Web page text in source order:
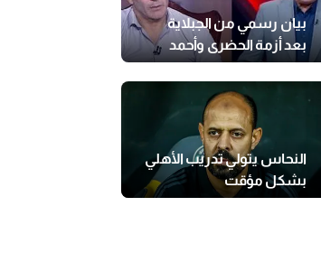
بيان رسمي من الجبلاية
بعد أزمة الحضري وأحمد
حسن
النحاس يتولي تدريب الأهلي
بشكل مؤقت